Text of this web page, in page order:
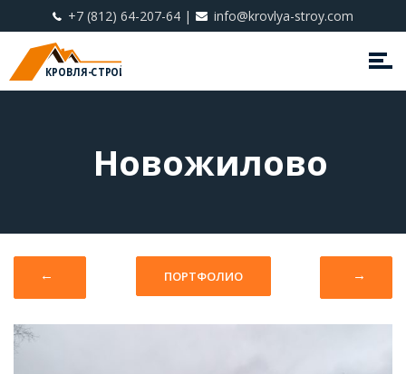
+7 (812) 64-207-64 | info@krovlya-stroy.com
КРОВЛЯ-СТРОЙ
Новожилово
← ПОРТФОЛИО →